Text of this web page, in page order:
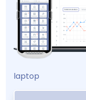
laptop